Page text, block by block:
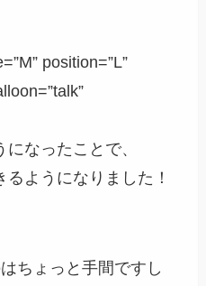
position=”L”
なったことで、
ようになりました！
ちょっと手間ですし